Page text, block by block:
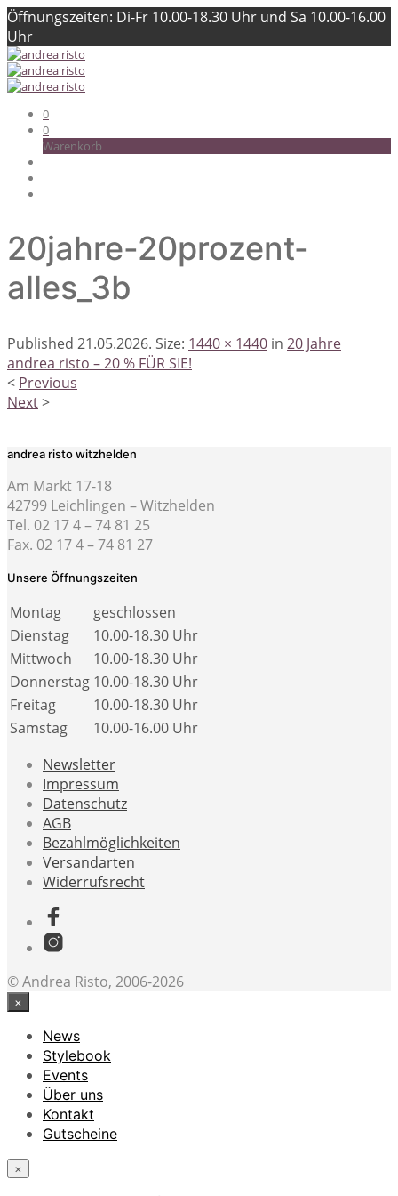
Öffnungszeiten: Di-Fr 10.00-18.30 Uhr und Sa 10.00-16.00
Uhr
0
0
Warenkorb
20jahre-20prozent-
alles_3b
Published 21.05.2026. Size: 1440 × 1440 in 20 Jahre
andrea risto – 20 % FÜR SIE!
< Previous
Next>
andrea risto witzhelden
Am Markt 17-18
42799 Leichlingen – Witzhelden
Tel. 02 17 4 – 74 81 25
Fax. 02 17 4 – 74 81 27
Unsere Öffnungszeiten
Montag
geschlossen
Dienstag
10.00-18.30 Uhr
Mittwoch
10.00-18.30 Uhr
Donnerstag 10.00-18.30 Uhr
Freitag
10.00-18.30 Uhr
Samstag
10.00-16.00 Uhr
Newsletter
Impressum
Datenschutz
AGB
Bezahlmöglichkeiten
Versandarten
Widerrufsrecht
© Andrea Risto, 2006-2026
×
News
Stylebook
Events
Über uns
Kontakt
Gutscheine
×